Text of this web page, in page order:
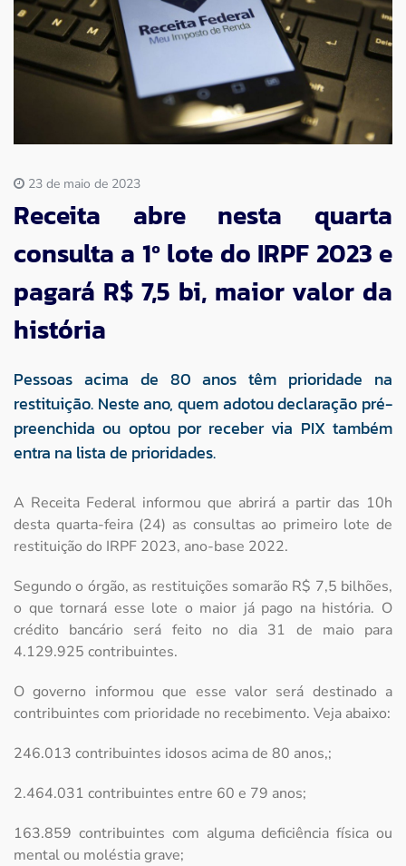
Imprensa
Contato
23 de maio de 2023
Receita abre nesta quarta
consulta a 1º lote do IRPF 2023 e
pagará R$ 7,5 bi, maior valor da
história
Pessoas acima de 80 anos têm prioridade na
restituição. Neste ano, quem adotou declaração pré-
preenchida ou optou por receber via PIX também
entra na lista de prioridades.
A Receita Federal informou que abrirá a partir das 10h
desta quarta-feira (24) as consultas ao primeiro lote de
restituição do IRPF 2023, ano-base 2022.
Segundo o órgão, as restituições somarão R$ 7,5 bilhões,
o que tornará esse lote o maior já pago na história. O
crédito bancário será feito no dia 31 de maio para
4.129.925 contribuintes.
O governo informou que esse valor será destinado a
contribuintes com prioridade no recebimento. Veja abaixo:
246.013 contribuintes idosos acima de 80 anos,;
2.464.031 contribuintes entre 60 e 79 anos;
163.859 contribuintes com alguma deficiência física ou
mental ou moléstia grave;